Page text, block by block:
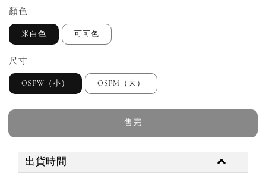
顏色
米白色 可可色
尺寸
OSFW（小） OSFM（大）
售完
出貨時間